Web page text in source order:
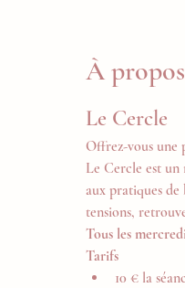
À
Le Cercle
Offrez-vous une
Le Cercle est
aux pratiques
tensions,
Tous les
Tarifs
10 € la